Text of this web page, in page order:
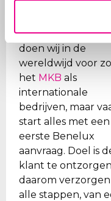
in het aanvragen
modelrechten. Dit
doen wij in de
wereldwijd voor
het MKB als
internationale
bedrijven, maar
start alles met een
eerste Benelux
aanvraag. Doel is
klant te
daarom
alle stappen, van